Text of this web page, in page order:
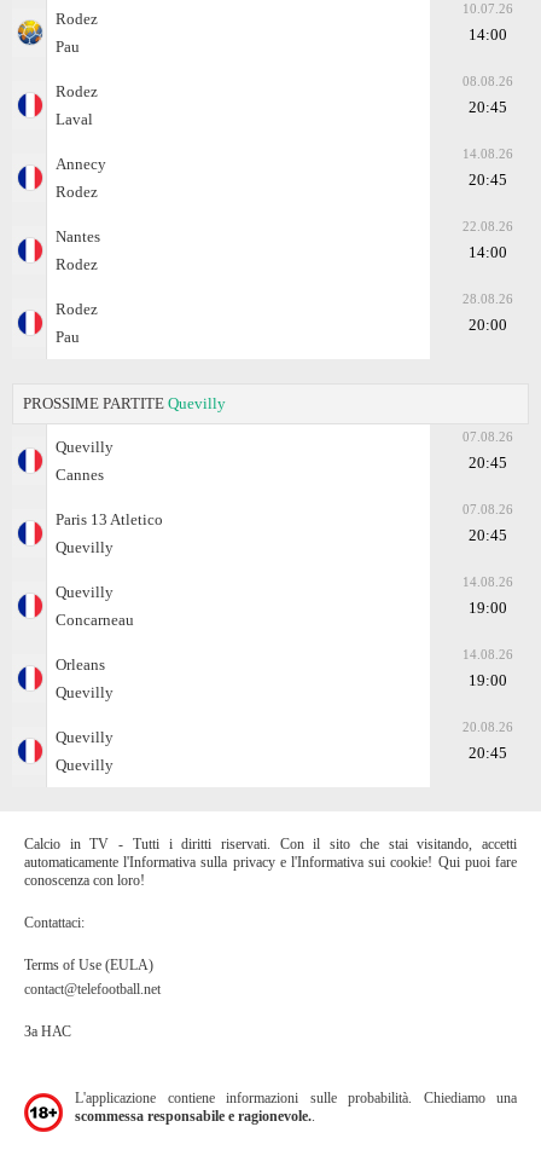
Rodez
Pau
10.07.26
14:00
Rodez
Laval
08.08.26
20:45
Annecy
Rodez
14.08.26
20:45
Nantes
Rodez
22.08.26
14:00
Rodez
Pau
28.08.26
20:00
PROSSIME PARTITE Quevilly
Quevilly
Cannes
07.08.26
20:45
Paris 13 Atletico
Quevilly
07.08.26
20:45
Quevilly
Concarneau
14.08.26
19:00
Orleans
Quevilly
14.08.26
19:00
Quevilly
Quevilly
20.08.26
20:45
Calcio in TV - Tutti i diritti riservati. Con il sito che stai visitando, accetti
automaticamente l'Informativa sulla privacy e l'Informativa sui cookie! Qui puoi fare
conoscenza con loro!
Contattaci:
Terms of Use (EULA)
contact@telefootball.net
За НАС
L'applicazione contiene informazioni sulle probabilità. Chiediamo una
scommessa responsabile e ragionevole.